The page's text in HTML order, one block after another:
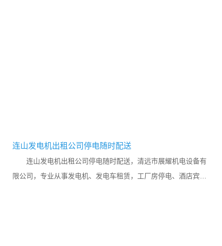
连山发电机出租公司停电随时配送
连山发电机出租公司停电随时配送，清远市展耀机电设备有
限公司，专业从事发电机、发电车租赁，工厂房停电、酒店宾馆